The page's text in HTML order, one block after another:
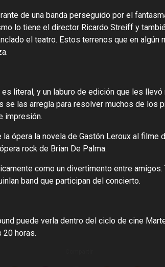
de una banda perseguido por el
lo tiene el director Ricardo Streiff y
el teatro. Estos terrenos que en algún
literal, y un laburo de edición que les
las arregla para resolver muchos de los
impresión.
ópera la novela de Gastón Leroux al
rock de Brian De Palma.
como un divertimento entre
band que participan del concierto.
puede verla dentro del ciclo de cine
20 horas.